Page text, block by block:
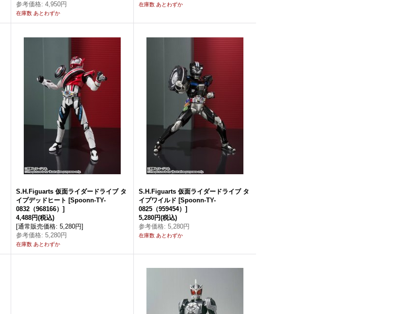
参考価格: 4,950円
在庫数 あとわずか
在庫数 あとわずか
S.H.Figuarts 仮面ライダードライブ タ
イプデッドヒート [Spoonn-TY-
0832（968166）]
4,488円(税込)
[通常販売価格: 5,280円]
参考価格: 5,280円
在庫数 あとわずか
S.H.Figuarts 仮面ライダードライブ タ
イプワイルド [Spoonn-TY-
0825（959454）]
5,280円(税込)
参考価格: 5,280円
在庫数 あとわずか